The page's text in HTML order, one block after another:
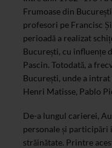
Frumoase din
profesori pe Francisc
perioadă a realizat
București, cu influențe
Pascin. Totodată, a
București, unde a
Henri Matisse, Pablo
De-a lungul carierei,
personale și participări
străinătate. Printre